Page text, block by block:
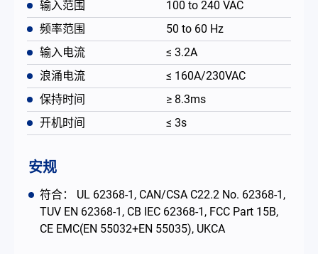
输入范围
100 to 240 VAC
频率范围
50 to 60 Hz
输入电流
≤ 3.2A
浪涌电流
≤ 160A/230VAC
保持时间
≥ 8.3ms
开机时间
≤ 3s
安规
符合： UL 62368-1, CAN/CSA C22.2 No. 62368-1,
TUV EN 62368-1, CB IEC 62368-1, FCC Part 15B,
CE EMC(EN 55032+EN 55035), UKCA